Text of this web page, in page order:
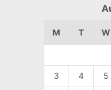
M T W
3 4 5